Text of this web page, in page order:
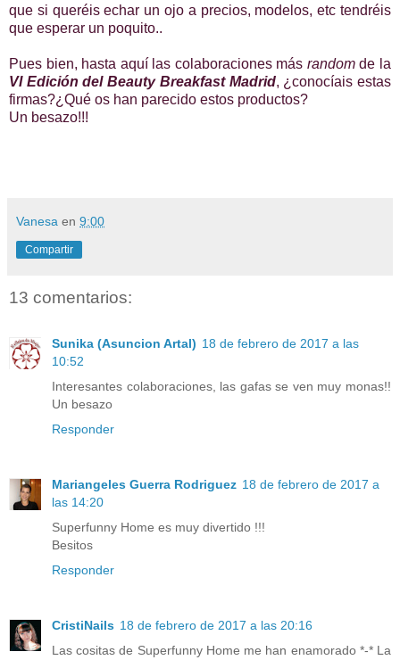
que si queréis echar un ojo a precios, modelos, etc tendréis
que esperar un poquito..
Pues bien, hasta aquí las colaboraciones más randomde la
VI Edición del Beauty Breakfast Madrid, ¿conocíais estas
firmas?¿Qué os han parecido estos productos?
Un besazo!!!
Vanesa en 9:00
Compartir
13 comentarios:
Sunika (Asuncion Artal) 18 de febrero de 2017 a las
10:52
Interesantes colaboraciones, las gafas se ven muy monas!!
Un besazo
Responder
Mariangeles Guerra Rodriguez 18 de febrero de 2017 a
las 14:20
Superfunny Home es muy divertido !!!
Besitos
Responder
CristiNails 18 de febrero de 2017 a las 20:16
Las cositas de Superfunny Home me han enamorado *-* La